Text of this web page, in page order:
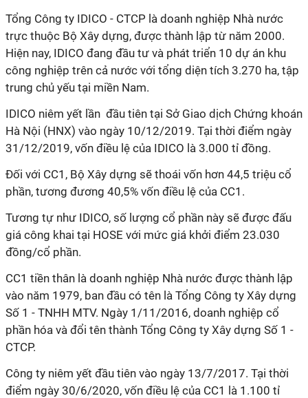
Tổng Công ty IDICO - CTCP là doanh nghiệp Nhà nước
trực thuộc Bộ Xây dựng, được thành lập từ năm 2000.
Hiện nay, IDICO đang đầu tư và phát triển 10 dự án khu
công nghiệp trên cả nước với tổng diện tích 3.270 ha, tập
trung chủ yếu tại miền Nam.
IDICO niêm yết lần đầu tiên tại Sở Giao dịch Chứng khoán
Hà Nội (HNX) vào ngày 10/12/2019. Tại thời điểm ngày
31/12/2019, vốn điều lệ của IDICO là 3.000 tỉ đồng.
Đối với CC1, Bộ Xây dựng sẽ thoái vốn hơn 44,5 triệu cổ
phần, tương đương 40,5% vốn điều lệ của CC1.
Tương tự như IDICO, số lượng cổ phần này sẽ được đấu
giá công khai tại HOSE với mức giá khởi điểm 23.030
đồng/cổ phần.
CC1 tiền thân là doanh nghiệp Nhà nước được thành lập
vào năm 1979, ban đầu có tên là Tổng Công ty Xây dựng
Số 1 - TNHH MTV. Ngày 1/11/2016, doanh nghiệp cổ
phần hóa và đổi tên thành Tổng Công ty Xây dựng Số 1 -
CTCP.
Công ty niêm yết đầu tiên vào ngày 13/7/2017. Tại thời
điểm ngày 30/6/2020, vốn điều lệ của CC1 là 1.100 tỉ